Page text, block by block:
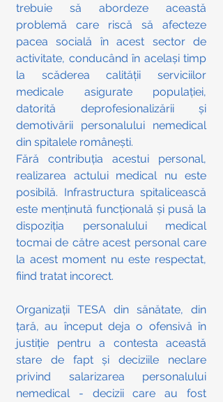
trebuie să abordeze această
problemă care riscă să afecteze
pacea socială în acest sector de
activitate, conducând în același timp
la scăderea calității serviciilor
medicale asigurate populației,
datorită deprofesionalizării și
demotivării personalului nemedical
din spitalele românești.
Fără contribuția acestui personal,
realizarea actului medical nu este
posibilă. Infrastructura spitalicească
este menținută funcțională și pusă la
dispoziția personalului medical
tocmai de către acest personal care
la acest moment nu este respectat,
fiind tratat incorect.
Organizații TESA din sănătate, din
țară, au început deja o ofensivă în
justiție pentru a contesta această
stare de fapt și deciziile neclare
privind salarizarea personalului
nemedical - decizii care au fost